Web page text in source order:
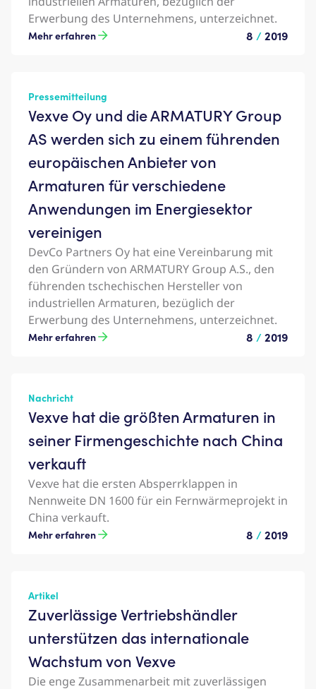
Erwerbung des Unternehmens, unterzeichnet.
Mehr erfahren 8 /2019
Pressemitteilung
Vexve Oy und die ARMATURY Group
AS werden sich zu einem führenden
europäischen Anbieter von
Armaturen für verschiedene
Anwendungen im Energiesektor
vereinigen
DevCo Partners Oy hat eine Vereinbarung mit
den Gründern von ARMATURY Group A.S., den
führenden tschechischen Hersteller von
industriellen Armaturen, bezüglich der
Erwerbung des Unternehmens, unterzeichnet.
Mehr erfahren 8 /2019
Nachricht
Vexve hat die größten Armaturen in
seiner Firmengeschichte nach China
verkauft
Vexve hat die ersten Absperrklappen in
Nennweite DN 1600 für ein Fernwärmeprojekt in
China verkauft.
Mehr erfahren 8 /2019
Artikel
Zuverlässige Vertriebshändler
unterstützen das internationale
Wachstum von Vexve
Die enge Zusammenarbeit mit zuverlässigen